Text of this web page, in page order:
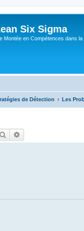
Six Sigma
Montée en Compétences dans
de Détection Les
Rechercher